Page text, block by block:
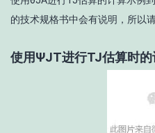
的技术规格书中会有说明，所以
使用ΨJT进行TJ估算时的